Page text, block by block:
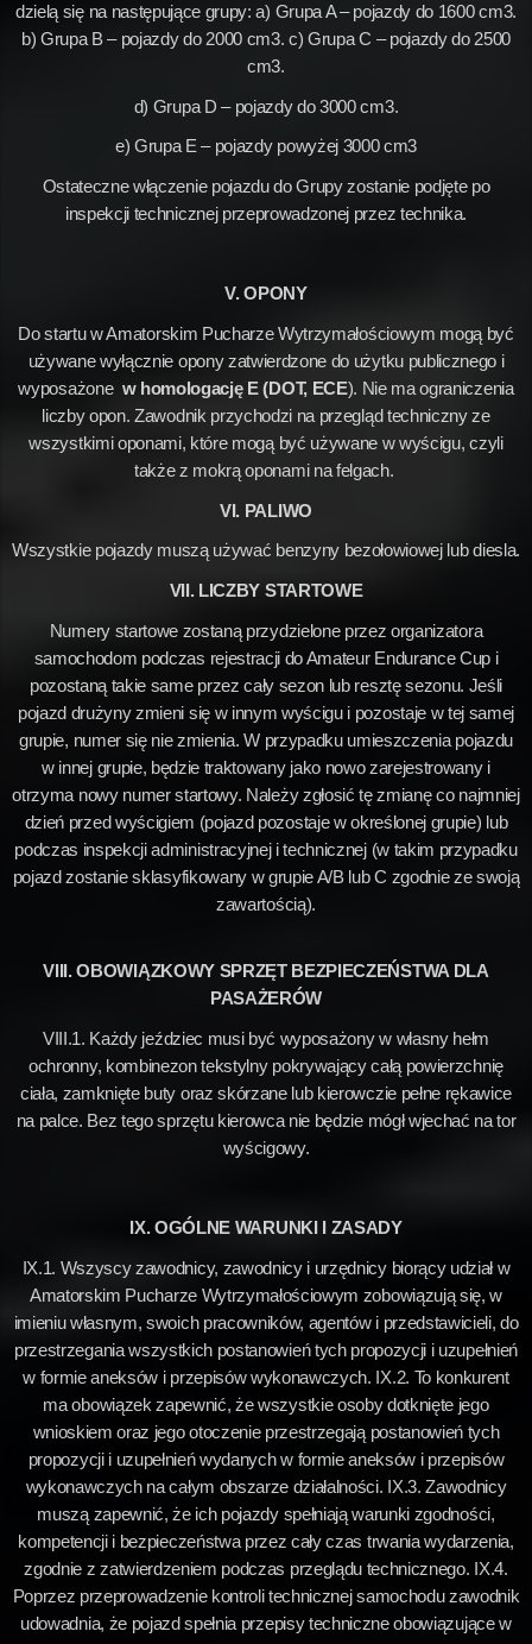
dzielą się na następujące grupy: a) Grupa A – pojazdy do 1600 cm3.
b) Grupa B – pojazdy do 2000 cm3. c) Grupa C – pojazdy do 2500
cm3.
d) Grupa D – pojazdy do 3000 cm3.
e) Grupa E – pojazdy powyżej 3000 cm3
Ostateczne włączenie pojazdu do Grupy zostanie podjęte po
inspekcji technicznej przeprowadzonej przez technika.
V. OPONY
Do startu w Amatorskim Pucharze Wytrzymałościowym mogą być
używane wyłącznie opony zatwierdzone do użytku publicznego i
wyposażone w homologację E (DOT, ECE). Nie ma ograniczenia
liczby opon. Zawodnik przychodzi na przegląd techniczny ze
wszystkimi oponami, które mogą być używane w wyścigu, czyli
także z mokrą oponami na felgach.
VI. PALIWO
Wszystkie pojazdy muszą używać benzyny bezołowiowej lub diesla.
VII. LICZBY STARTOWE
Numery startowe zostaną przydzielone przez organizatora
samochodom podczas rejestracji do Amateur Endurance Cup i
pozostaną takie same przez cały sezon lub resztę sezonu. Jeśli
pojazd drużyny zmieni się w innym wyścigu i pozostaje w tej samej
grupie, numer się nie zmienia. W przypadku umieszczenia pojazdu
w innej grupie, będzie traktowany jako nowo zarejestrowany i
otrzyma nowy numer startowy. Należy zgłosić tę zmianę co najmniej
dzień przed wyścigiem (pojazd pozostaje w określonej grupie) lub
podczas inspekcji administracyjnej i technicznej (w takim przypadku
pojazd zostanie sklasyfikowany w grupie A/B lub C zgodnie ze swoją
zawartością).
VIII. OBOWIĄZKOWY SPRZĘT BEZPIECZEŃSTWA DLA
PASAŻERÓW
VIII.1. Każdy jeździec musi być wyposażony w własny hełm
ochronny, kombinezon tekstylny pokrywający całą powierzchnię
ciała, zamknięte buty oraz skórzane lub kierowczie pełne rękawice
na palce. Bez tego sprzętu kierowca nie będzie mógł wjechać na tor
wyścigowy.
IX. OGÓLNE WARUNKI I ZASADY
IX.1. Wszyscy zawodnicy, zawodnicy i urzędnicy biorący udział w
Amatorskim Pucharze Wytrzymałościowym zobowiązują się, w
imieniu własnym, swoich pracowników, agentów i przedstawicieli, do
przestrzegania wszystkich postanowień tych propozycji i uzupełnień
w formie aneksów i przepisów wykonawczych. IX.2. To konkurent
ma obowiązek zapewnić, że wszystkie osoby dotknięte jego
wnioskiem oraz jego otoczenie przestrzegają postanowień tych
propozycji i uzupełnień wydanych w formie aneksów i przepisów
wykonawczych na całym obszarze działalności. IX.3. Zawodnicy
muszą zapewnić, że ich pojazdy spełniają warunki zgodności,
kompetencji i bezpieczeństwa przez cały czas trwania wydarzenia,
zgodnie z zatwierdzeniem podczas przeglądu technicznego. IX.4.
Poprzez przeprowadzenie kontroli technicznej samochodu zawodnik
udowadnia, że pojazd spełnia przepisy techniczne obowiązujące w